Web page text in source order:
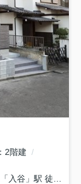
2階建
「 入谷 」駅 徒歩23分